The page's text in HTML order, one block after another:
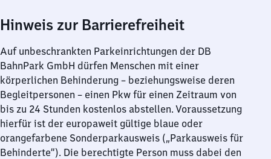
Hinweis zur Barrierefreiheit
Auf unbeschrankten Parkeinrichtungen der DB
BahnPark GmbH dürfen Menschen mit einer
körperlichen Behinderung – beziehungsweise deren
Begleitpersonen – einen Pkw für einen Zeitraum von
bis zu 24 Stunden kostenlos abstellen. Voraussetzung
hierfür ist der europaweit gültige blaue oder
orangefarbene Sonderparkausweis („Parkausweis für
Behinderte“). Die berechtigte Person muss dabei den